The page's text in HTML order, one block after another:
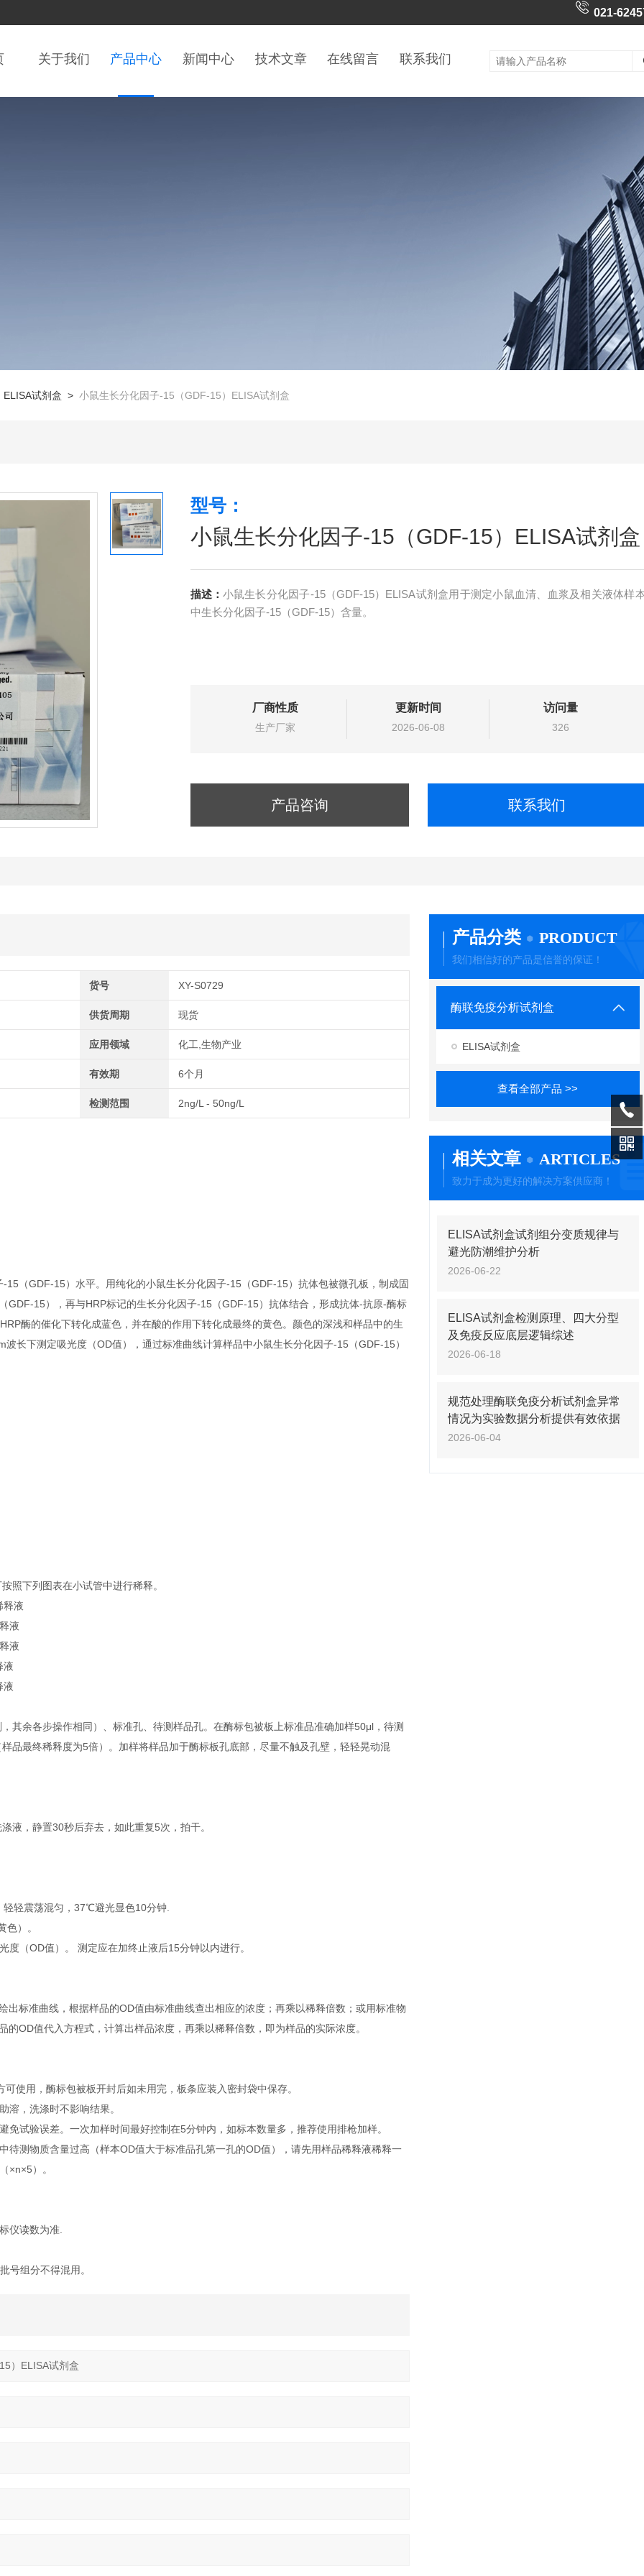
021-
关于我们 产品中心 新闻中心 技术文章 在线留言 联系我们
ELISA试剂盒 > 小鼠生长分化因子-15（GDF-15）ELISA试剂盒
型号：
小鼠生长分化因子-15（GDF-15）ELISA试剂盒
描述： 小鼠生长分化因子-15（GDF-15）ELISA试剂盒用于测定小鼠血清、血浆及相关液体样
中生长分化因子-15（GDF-15）含量。
厂商性质
生产厂家
更新时间
2026-06-08
访问量
326
产品咨询 联系我们
货号 XY-S0729
供货周期 现货
应用领域 化工,生物产业
有效期 6个月
检测范围 2ng/L - 50ng/L
（GDF-15）水平。用纯化的小鼠生长分化因子-15（GDF-15）抗体包被微孔板，制成固
GDF-15），再与HRP标记的生长分化因子-15（GDF-15）抗体结合，形成抗体-抗原-酶标
酶的催化下转化成蓝色，并在酸的作用下转化成最终的黄色。颜色的深浅和样品中的生
长下测定吸光度（OD值），通过标准曲线计算样品中小鼠生长分化因子-15（GDF-15）
照下列图表在小试管中进行稀释。
释液
液
液
液
液
其余各步操作相同）、标准孔、待测样品孔。在酶标包被板上标准品准确加样50μl，待测
品最终稀释度为5倍）。加样将样品加于酶标板孔底部，尽量不触及孔壁，轻轻晃动混
液，静置30秒后弃去，如此重复5次，拍干。
轻震荡混匀，37℃避光显色10分钟.
）。
（OD值）。 测定应在加终止液后15分钟以内进行。
出标准曲线，根据样品的OD值由标准曲线查出相应的浓度；再乘以稀释倍数；或用标准物
OD值代入方程式，计算出样品浓度，再乘以稀释倍数，即为样品的实际浓度。
使用，酶标包被板开封后如未用完，板条应装入密封袋中保存。
溶，洗涤时不影响结果。
试验误差。一次加样时间最好控制在5分钟内，如标本数量多，推荐使用排枪加样。
待测物质含量过高（样本OD值大于标准品孔第一孔的OD值），请先用样品稀释液稀释一
×n×5）。
仪读数为准.
号组分不得混用。
产品分类 PRODUCT
我们相信好的产品是信誉的保证！
酶联免疫分析试剂盒
ELISA试剂盒
查看全部产品 >>
相关文章 ARTICLES
致力于成为更好的解决方案供应商！
ELISA试剂盒试剂组分变质规律与
避光防潮维护分析
2026-06-22
ELISA试剂盒检测原理、四大分型
及免疫反应底层逻辑综述
2026-06-18
规范处理酶联免疫分析试剂盒异常
情况为实验数据分析提供有效依据
2026-06-04